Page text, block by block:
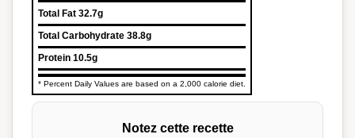
Total Fat 32.7g
Total Carbohydrate 38.8g
Protein 10.5g
* Percent Daily Values are based on a 2,000 calorie diet.
Notez cette recette